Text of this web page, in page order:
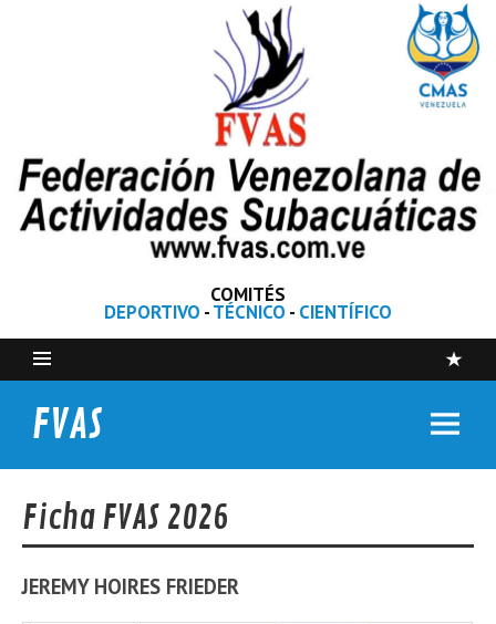
COMITÉS
DEPORTIVO -TÉCNICO - CIENTÍFICO
FVAS
Ficha FVAS 2026
JEREMY HOIRES FRIEDER